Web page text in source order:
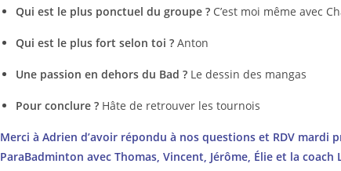
Qui est le plus ponctuel du groupe ? C’est moi même avec
Qui est le plus fort selon toi ? Anton
Une passion en dehors du Bad ? Le dessin des mangas
Pour conclure ? Hâte de retrouver les tournois
Merci à Adrien d’avoir répondu à nos questions et RDV
ParaBadminton avec Thomas, Vincent, Jérôme, Élie et la coach